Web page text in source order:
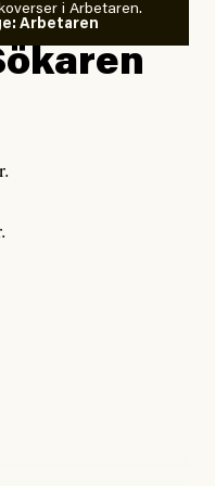
hävdar att
källor” för att
ETC.
men korrekt rubrik
beställer
sekunder senare om
alltifrån domar till
generös
vars motiv att
som de
in uppgifter.
i Arbetaren.
Arbetaren